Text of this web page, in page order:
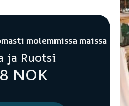
molemmissa maissa
ja Ruotsi
NOK